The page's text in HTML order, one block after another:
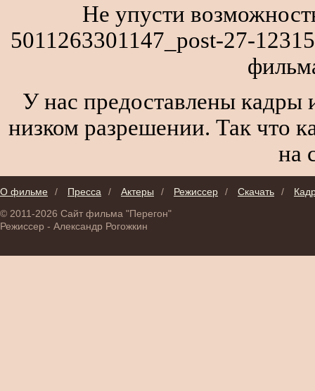
Не упусти
5011263301147_post-27-
У нас предоставлены кадры
низком разрешении. Так что
на
О фильме / Пресса / Актеры / Режиссер / Скачать /
© 2011-2026 Сайт фильма "Перегон"
Режиссер - Александр Рогожкин